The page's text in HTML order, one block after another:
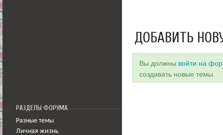
РАЗДЕЛЫ ФОРУМА
Разные темы
Личная жизнь
ДОБАВИТЬ
Вы должны войти на
создавать новые темы.